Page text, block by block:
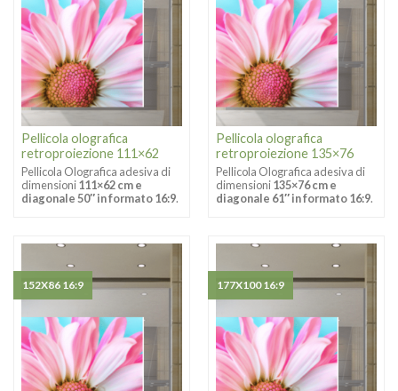
Pellicola olografica
retroproiezione 111×62
Pellicola Olografica adesiva di
dimensioni111×62 cm e
diagonale 50″ in formato 16:9.
Pellicola olografica
retroproiezione 135×76
Pellicola Olografica adesiva di
dimensioni135×76 cm e
diagonale 61″ in formato 16:9.
152X86 16:9 177X100 16:9